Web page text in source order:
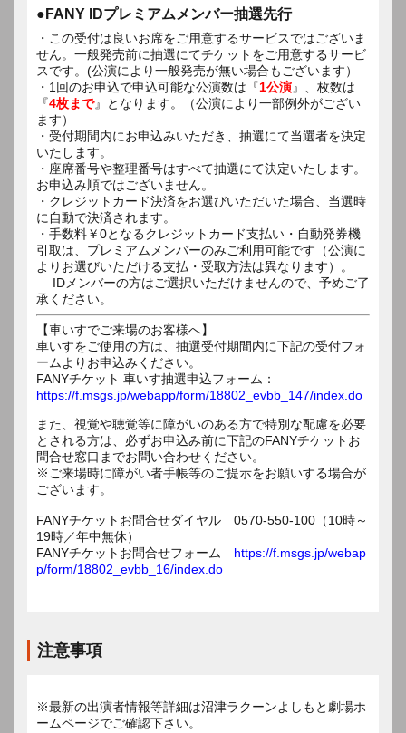
●FANY IDプレミアムメンバー抽選先行
・この受付は良いお席をご用意するサービスではございま
せん。一般発売前に抽選にてチケットをご用意するサービ
スです。(公演により一般発売が無い場合もございます）
・1回のお申込で申込可能な公演数は『1公演』、枚数は
『4枚まで』となります。（公演により一部例外がござい
ます）
・受付期間内にお申込みいただき、抽選にて当選者を決定
いたします。
・座席番号や整理番号はすべて抽選にて決定いたします。
お申込み順ではございません。
・クレジットカード決済をお選びいただいた場合、当選時
に自動で決済されます。
・手数料￥0となるクレジットカード支払い・自動発券機
引取は、プレミアムメンバーのみご利用可能です（公演に
よりお選びいただける支払・受取方法は異なります）。
IDメンバーの方はご選択いただけませんので、予めご了
承ください。
【車いすでご来場のお客様へ】
車いすをご使用の方は、抽選受付期間内に下記の受付フォ
ームよりお申込みください。
FANYチケット 車いす抽選申込フォーム：
https://f.msgs.jp/webapp/form/18802_evbb_147/index.do
また、視覚や聴覚等に障がいのある方で特別な配慮を必要
とされる方は、必ずお申込み前に下記のFANYチケットお
問合せ窓口までお問い合わせください。
※ご来場時に障がい者手帳等のご提示をお願いする場合が
ございます。
FANYチケットお問合せダイヤル 0570-550-100（10時～
19時／年中無休）
FANYチケットお問合せフォーム https://f.msgs.jp/webap
p/form/18802_evbb_16/index.do
注意事項
※最新の出演者情報等詳細は沼津ラクーンよしもと劇場ホ
ームページでご確認下さい。